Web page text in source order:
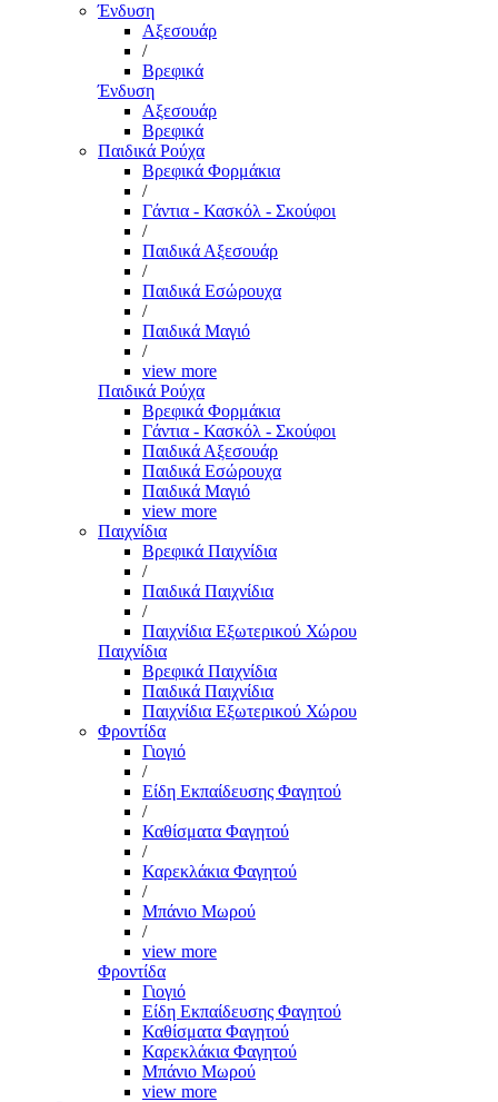
Ένδυση
Αξεσουάρ
/
Βρεφικά
Ένδυση
Αξεσουάρ
Βρεφικά
Παιδικά Ρούχα
Βρεφικά Φορμάκια
/
Γάντια - Κασκόλ - Σκούφοι
/
Παιδικά Αξεσουάρ
/
Παιδικά Εσώρουχα
/
Παιδικά Μαγιό
/
view more
Παιδικά Ρούχα
Βρεφικά Φορμάκια
Γάντια - Κασκόλ - Σκούφοι
Παιδικά Αξεσουάρ
Παιδικά Εσώρουχα
Παιδικά Μαγιό
view more
Παιχνίδια
Βρεφικά Παιχνίδια
/
Παιδικά Παιχνίδια
/
Παιχνίδια Εξωτερικού Χώρου
Παιχνίδια
Βρεφικά Παιχνίδια
Παιδικά Παιχνίδια
Παιχνίδια Εξωτερικού Χώρου
Φροντίδα
Γιογιό
/
Είδη Εκπαίδευσης Φαγητού
/
Καθίσματα Φαγητού
/
Καρεκλάκια Φαγητού
/
Μπάνιο Μωρού
/
view more
Φροντίδα
Γιογιό
Είδη Εκπαίδευσης Φαγητού
Καθίσματα Φαγητού
Καρεκλάκια Φαγητού
Μπάνιο Μωρού
view more